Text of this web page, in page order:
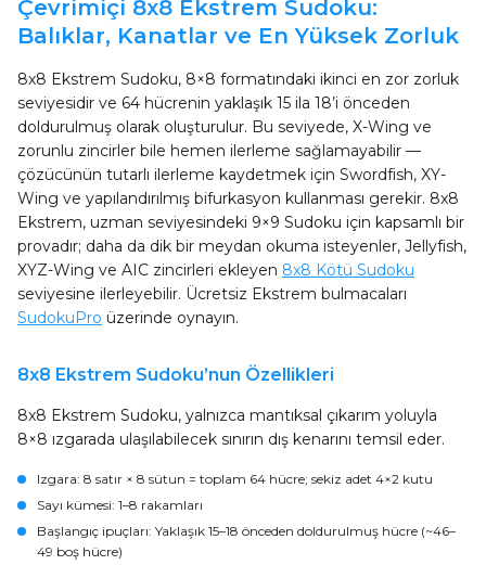
Çevrimiçi 8x8 Ekstrem Sudoku:
Balıklar, Kanatlar ve En Yüksek Zorluk
8x8 Ekstrem Sudoku, 8×8 formatındaki ikinci en zor zorluk
seviyesidir ve 64 hücrenin yaklaşık 15 ila 18’i önceden
doldurulmuş olarak oluşturulur. Bu seviyede, X-Wing ve
zorunlu zincirler bile hemen ilerleme sağlamayabilir —
çözücünün tutarlı ilerleme kaydetmek için Swordfish, XY-
Wing ve yapılandırılmış bifurkasyon kullanması gerekir. 8x8
Ekstrem, uzman seviyesindeki 9×9 Sudoku için kapsamlı bir
provadır; daha da dik bir meydan okuma isteyenler, Jellyfish,
XYZ-Wing ve AIC zincirleri ekleyen 8x8 Kötü Sudoku
seviyesine ilerleyebilir. Ücretsiz Ekstrem bulmacaları
SudokuPro üzerinde oynayın.
8x8 Ekstrem Sudoku’nun Özellikleri
8x8 Ekstrem Sudoku, yalnızca mantıksal çıkarım yoluyla
8×8 ızgarada ulaşılabilecek sınırın dış kenarını temsil eder.
Izgara: 8 satır × 8 sütun = toplam 64 hücre; sekiz adet 4×2 kutu
Sayı kümesi: 1–8 rakamları
Başlangıç ipuçları: Yaklaşık 15–18 önceden doldurulmuş hücre (~46–
49 boş hücre)